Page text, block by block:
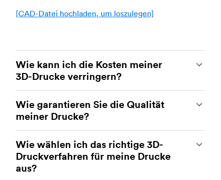
[CAD-Datei hochladen, um loszulegen]
Wie kann ich die Kosten meiner
3D-Drucke verringern?
müssen Sie den Einfluss bestimmter Faktoren auf
die Kosten verstehen. Die wichtigsten
kostenbeeinflussenden Faktoren sind der
Materialtyp, das Volumen des einzelnen Teils, die
Drucktechnologie und die Anforderungen an die
Nachbearbeitung.
Wie garantieren Sie die Qualität
meiner Drucke?
Druckereien innerhalb unseres Netzwerks
gefertigt. Alle Einrichtungen werden regelmäßig
überprüft, um sicherzustellen, dass sie durchweg
Wie wählen ich das richtige 3D-
Druckverfahren für meine Drucke
aus?